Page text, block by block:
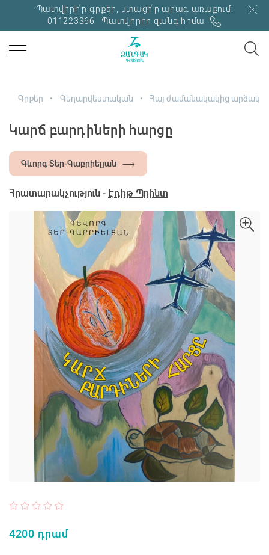
Պատվիրի՛ր գրքեր, ստացի՛ր արագ առաքում:
011223366
Պատվիրիր զանգ հիմա
Գրքեր Գեղարվեստական Հայ ժամանակակից արձակ
Կարճ բարդիների հարցը
Գևորգ Տեր-Գաբրիելյան
Հրատարակչություն - Էդիթ Պրինտ
4200 դրամ